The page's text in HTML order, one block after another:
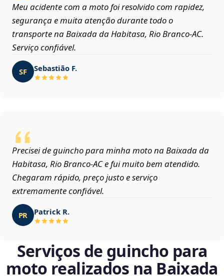
Meu acidente com a moto foi resolvido com rapidez,
segurança e muita atenção durante todo o
transporte na Baixada da Habitasa, Rio Branco‑AC.
Serviço confiável.
SF Sebastião F.
Precisei de guincho para minha moto na Baixada da
Habitasa, Rio Branco‑AC e fui muito bem atendido.
Chegaram rápido, preço justo e serviço
extremamente confiável.
PR Patrick R.
Serviços de guincho para
moto realizados na Baixada